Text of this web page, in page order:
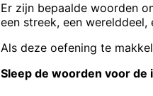
Er zijn bepaalde woorden
een streek, een
Als deze oefening te
Sleep de woorden voor de